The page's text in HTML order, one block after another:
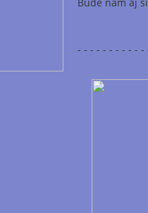
- - - - - - - - - - -